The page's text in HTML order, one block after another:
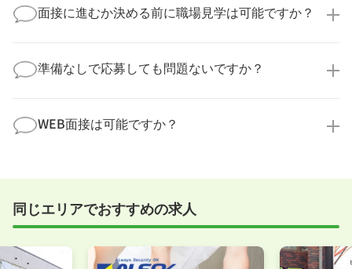
してお答えいたします。
勤務体制や職場の雰囲気、研修制度など、どんな小さ
す！
面接に進むか決める前に職場見学は可能ですか？
積極的に受け入れています。実際の職場環境や働く人
の様子を見ることで、より安心してご判断いただけま
ださい！
準備なしで応募しても問題ないですか？
まで、一からサポートいたします。「転職を考え始め
たばかり」「何から始めればいいか分からない」とい
WEB面接は可能ですか？
すめしていますが、企業様によってはWEB面接を導入
事前に確認することは可能ですので、お気軽にお申し
付けください！
同じエリアでおすすめの求人